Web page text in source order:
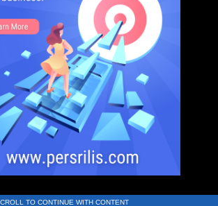
TO CONTINUE WITH CONTENT